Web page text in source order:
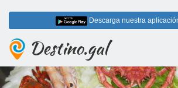
Descarga nuestra
Destino.gal